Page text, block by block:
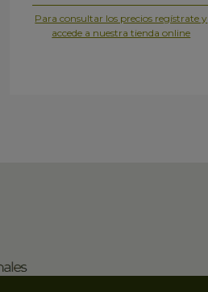
Para consultar los precios regístrate y
accede a nuestra tienda online